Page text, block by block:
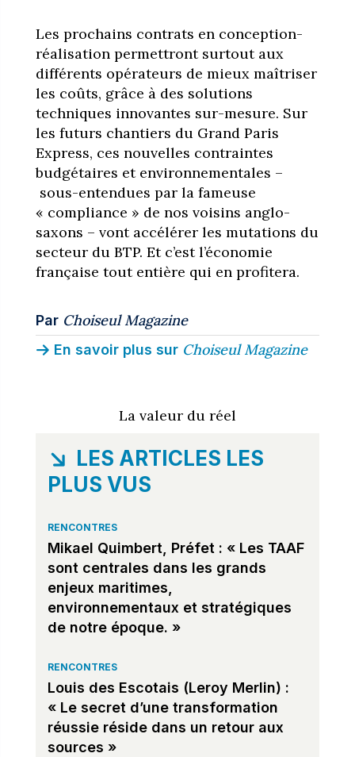
Les prochains contrats en conception-
réalisation permettront surtout aux
différents opérateurs de mieux maîtriser
les coûts, grâce à des solutions
techniques innovantes sur-mesure. Sur
les futurs chantiers du Grand Paris
Express, ces nouvelles contraintes
budgétaires et environnementales –
sous-entendues par la fameuse
« compliance » de nos voisins anglo-
saxons – vont accélérer les mutations du
secteur du BTP. Et c’est l’économie
française tout entière qui en profitera.
Par Choiseul Magazine
En savoir plus sur Choiseul Magazine
La valeur du réel
LES ARTICLES LES
PLUS VUS
RENCONTRES
Mikael Quimbert, Préfet : « Les TAAF
sont centrales dans les grands
enjeux maritimes,
environnementaux et stratégiques
de notre époque. »
RENCONTRES
Louis des Escotais (Leroy Merlin) :
« Le secret d’une transformation
réussie réside dans un retour aux
sources »